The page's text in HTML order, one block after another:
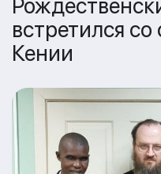
встретился
Кении